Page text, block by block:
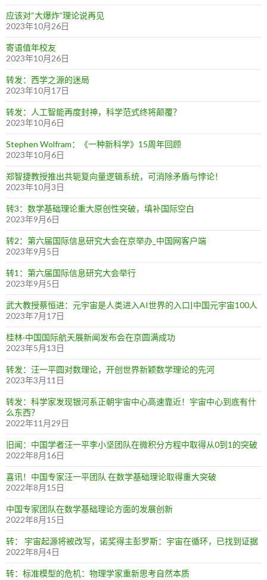
应该对“大爆炸”理论说再见
2023年10月26日
寄语值年校友
2023年10月26日
转发：西学之源的迷局
2023年10月17日
转发：人工智能再度封神，科学范式终将颠覆？
2023年10月6日
Stephen Wolfram：《一种新科学》15周年回顾
2023年10月6日
郑智捷教授推出共轭复向量逻辑系统，可消除矛盾与悖论！
2023年10月3日
转3：数学基础理论重大原创性突破，填补国际空白
2023年9月6日
转2：第六届国际信息研究大会在京举办_中国网客户端
2023年9月5日
转1：第六届国际信息研究大会举行
2023年9月5日
武大教授蔡恒进：元宇宙是人类进入AI世界的入口|中国元宇宙100人
2023年7月17日
桂林·中国国际航天展新闻发布会在京圆满成功
2023年5月13日
转发：汪一平圆对数理论，开创世界新颖数学理论的先河
2023年3月11日
转发：科学家发现银河系正朝宇宙中心高速靠近！宇宙中心到底有什
么东西？
2022年11月29日
旧闻：中国学者汪一平李小坚团队在微积分方程中取得从0到1的突破
2022年8月16日
喜讯！中国专家汪一平团队 在数学基础理论取得重大突破
2022年8月15日
中国专家团队在数学基础理论方面的发展创新
2022年8月15日
转： 宇宙起源将被改写，诺奖得主彭罗斯：宇宙在循环，已找到证据
2022年8月4日
转：标准模型的危机：物理学家重新思考自然本质